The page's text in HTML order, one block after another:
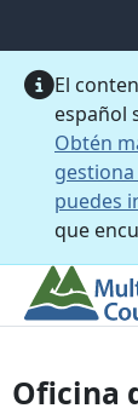
El
español
Obtén
puedes
que
Oficina